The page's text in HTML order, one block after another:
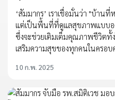
‘สัมมากร’ เราเชื่อมั่นว่า "บ้าน
แต่เป็นพื้นที่ที่ดูแลสุขภาพแบบอ
ซึ่งจะช่วยเติมเต็มคุณภาพชีวิตทั้
เสริมความสุขของทุกคนในครอบ
10 ก.พ. 2025